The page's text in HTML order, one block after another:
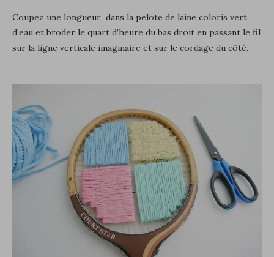
Coupez une longueur dans la pelote de laine coloris vert
d’eau et broder le quart d’heure du bas droit en passant le fil
sur la ligne verticale imaginaire et sur le cordage du côté.